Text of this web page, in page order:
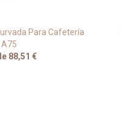
Para Cafetería
A75
88,51 €